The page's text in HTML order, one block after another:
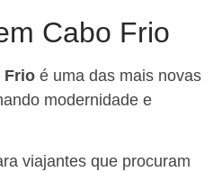
Cabo Frio
Frio é uma das mais novas
modernidade e
viajantes que procuram